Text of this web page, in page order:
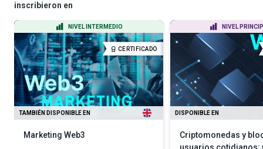
inscribieron en
NIVEL INTERMEDIO
CERTIFICADO
TAMBIÉN DISPONIBLE EN
Marketing Web3
NIVEL
DISPONIBLE EN
Criptomonedas y